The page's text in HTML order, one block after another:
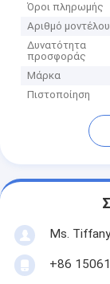
Όροι πληρωμής
Αριθμό μοντέλου
Δυνατότητα
προσφοράς
Μάρκα
Πιστοποίηση
Ms.
+86